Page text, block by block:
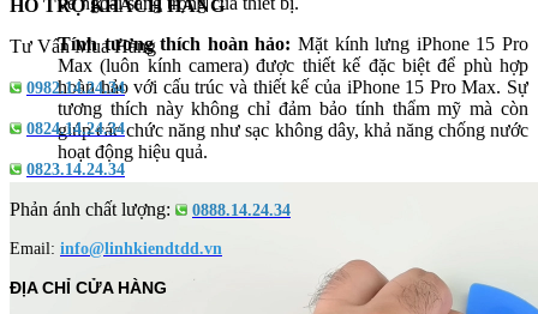
Tính tương thích hoàn hảo: Mặt kính lưng iPhone 15 Pro
Max (luôn kính camera) được thiết kế đặc biệt để phù hợp
hoàn hảo với cấu trúc và thiết kế của iPhone 15 Pro Max. Sự
tương thích này không chỉ đảm bảo tính thẩm mỹ mà còn
giúp các chức năng như sạc không dây, khả năng chống nước
hoạt động hiệu quả.
HỖ TRỢ KHÁCH HÀNG
Tư Vấn Mua Hàng
0982.14.24.34
0824.14.24.34
0823.14.24.34
Phản ánh chất lượng: 0888.14.24.34
Email: info@linhkiendtdd.vn
ĐỊA CHỈ CỬA HÀNG